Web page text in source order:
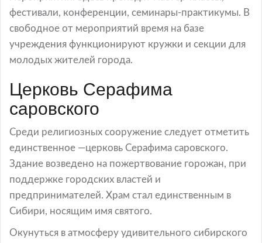
фестивали, конференции, семинары-практикумы. В
свободное от мероприятий время на базе
учреждения функционируют кружки и секции для
молодых жителей города.
Церковь Серафима
саровского
Среди религиозных сооружение следует отметить
единственное —церковь Серафима саровского.
Здание возведено на пожертвование горожан, при
поддержке городских властей и
предпринимателей. Храм стал единственным в
Сибири, носящим имя святого.
Окунуться в атмосферу удивительного сибирского